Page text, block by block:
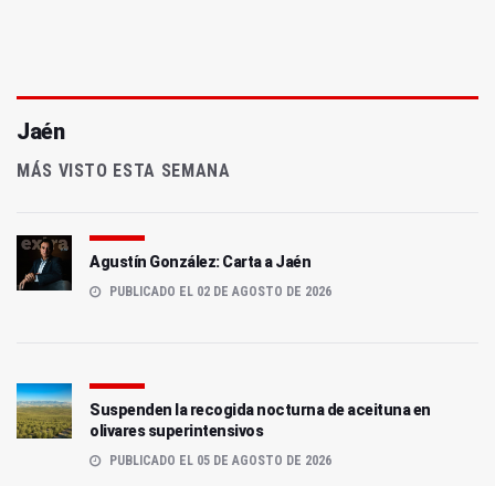
Jaén
MÁS VISTO ESTA SEMANA
Agustín González: Carta a Jaén
PUBLICADO EL 02 DE AGOSTO DE 2026
Suspenden la recogida nocturna de aceituna en
olivares superintensivos
PUBLICADO EL 05 DE AGOSTO DE 2026